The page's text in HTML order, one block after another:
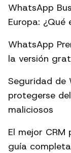
WhatsApp
Europa:
WhatsApp
la versión
Seguridad de
protegerse
maliciosos
El mejor
guía